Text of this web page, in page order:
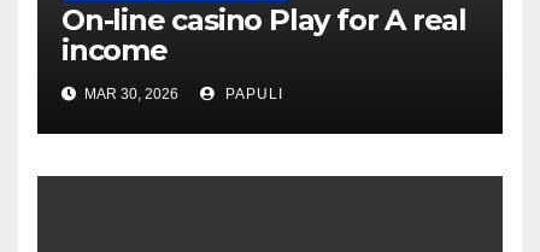
On-line casino Play for A real
income
MAR 30, 2026 PAPULI